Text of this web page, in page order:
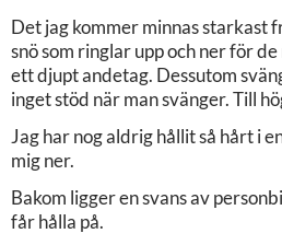
Det jag kommer minnas starkast
snö som ringlar upp och ner för
ett djupt andetag. Dessutom
inget stöd när man svänger. Till
Jag har nog aldrig hållit så hårt i
mig ner.
Bakom ligger en svans av
får hålla på.